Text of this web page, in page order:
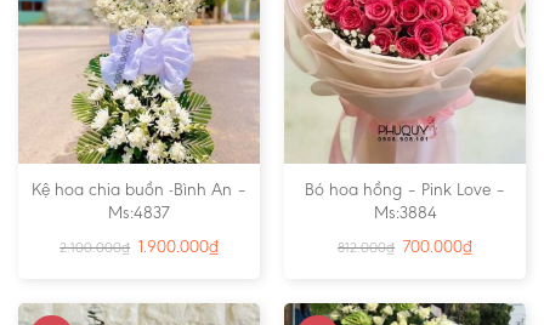
Kệ hoa chia buồn -Bình An –
Ms:4837
2.100.000₫ 1.900.000₫
Bó hoa hồng – Pink Love –
Ms:3884
812.000₫ 700.000₫